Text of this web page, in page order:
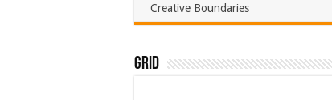
Creative Boundaries
October 25, 2025 0
Grid